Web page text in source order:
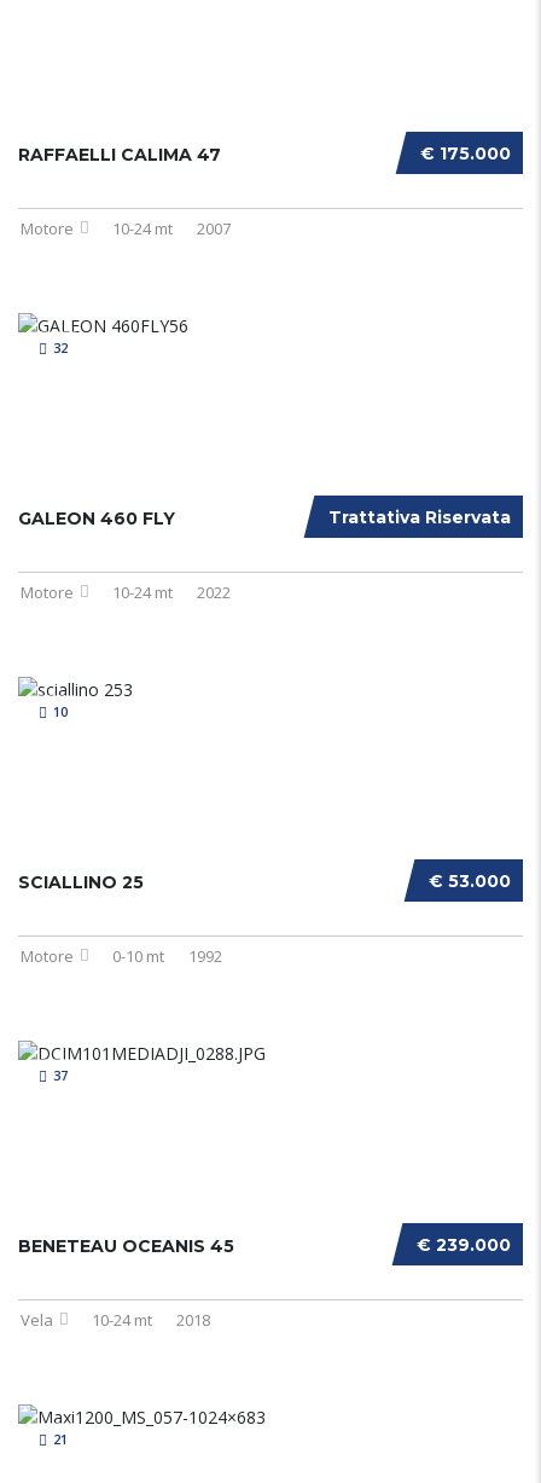
€ 175.000
RAFFAELLI CALIMA 47
Motore 10-24 mt 2007
32
Trattativa Riservata
GALEON 460 FLY
Motore 10-24 mt 2022
10
€ 53.000
SCIALLINO 25
Motore 0-10 mt 1992
37
€ 239.000
BENETEAU OCEANIS 45
Vela 10-24 mt 2018
21